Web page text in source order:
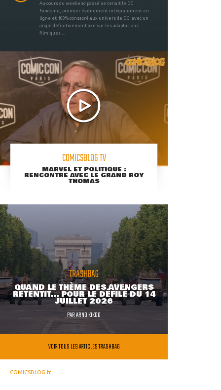
Au cours du weekend passé se tenait le DC
Fandome, premier évènement intégralement en
ligne et 100% consacré aux univers de DC, avec un
angle définitivement axé sur les adaptations
filmiques ...
COMICSBLOG TV
MARVEL ET POLITIQUE :
RENCONTRE AVEC LE GRAND ROY
THOMAS
TRASHBAG
QUAND LE THÈME DES AVENGERS
RETENTIT... POUR LE DÉFILÉ DU 14
JUILLET 2026
PARARNO KIKOO
VOIR TOUS LES ARTICLES TRASHBAG
COMICSBLOG.fr